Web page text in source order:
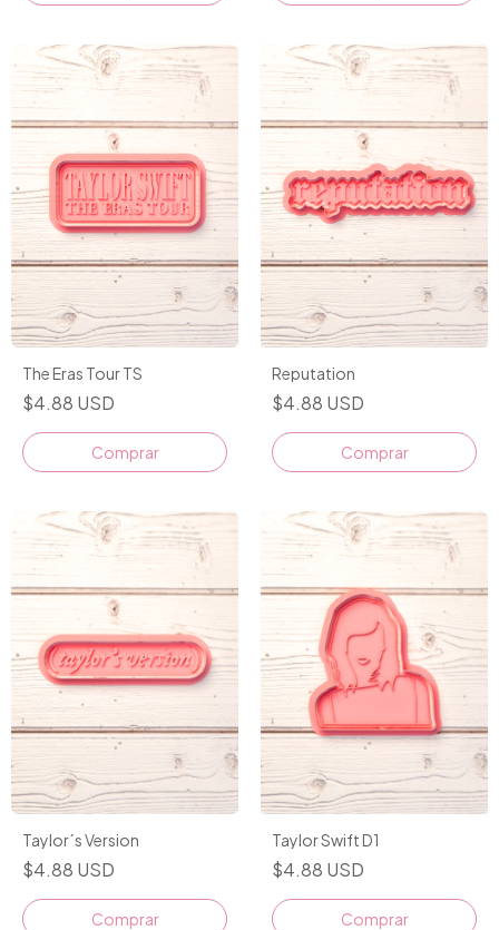
The Eras Tour TS
$4.88 USD
Comprar
Reputation
$4.88 USD
Comprar
Taylor´s Version
$4.88 USD
Comprar
Taylor Swift D1
$4.88 USD
Comprar